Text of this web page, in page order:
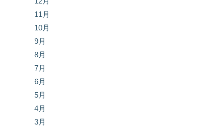
11月
10月
9月
8月
7月
6月
5月
4月
3月